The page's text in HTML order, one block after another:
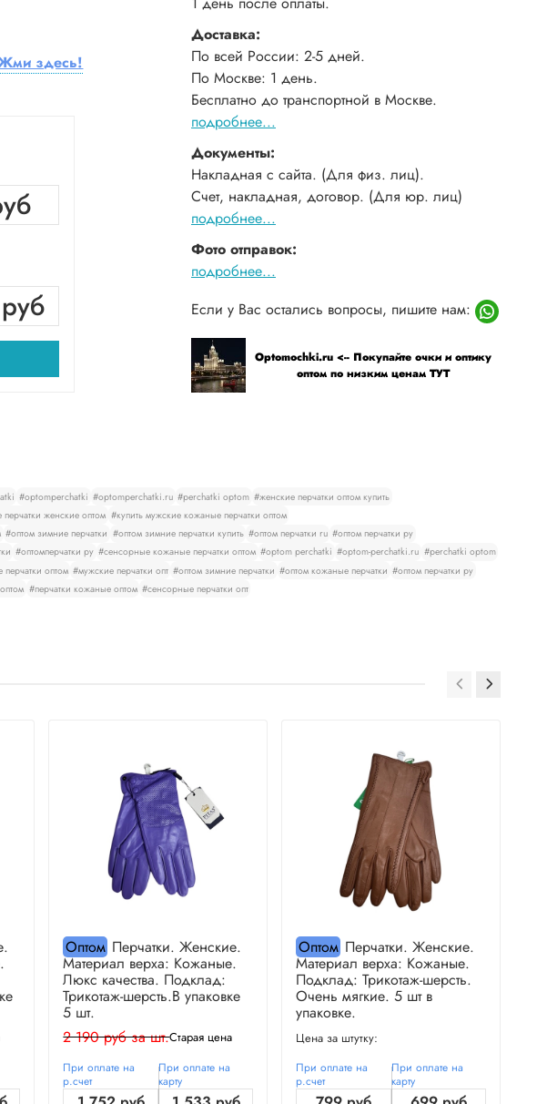
здесь!
Доставка:
По всей России: 2-5 дней.
По Москве: 1 день.
Бесплатно до транспортной в Москве.
подробнее...
Документы:
Накладная с сайта. (Для физ. лиц).
Счет, накладная, договор. (Для юр. лиц)
подробнее...
Фото отправок:
подробнее...
Если у Вас остались вопросы, пишите нам:
Optomochki.ru <-- Покупайте очки и оптику
оптом по низким ценам ТУТ
#optomperchatki #optomperchatki.ru #perchatki optom #женские перчатки оптом купить
женские оптом #купить мужские кожаные перчатки оптом
#оптом зимние перчатки #оптом зимние перчатки купить #оптом перчатки ru #оптом перчатки ру
#оптомперчатки ру #сенсорные кожаные перчатки оптом #optom perchatki #optom-perchatki.ru #perchatki optom
перчатки оптом #мужские перчатки опт #оптом зимние перчатки #оптом кожаные перчатки #оптом перчатки ру
#перчатки кожаные оптом #сенсорные перчатки опт
Оптом Перчатки. Женские.
Материал верха: Кожаные.
Люкс качества. Подклад:
Трикотаж-шерсть.В упаковке
5 шт.
2 190 руб за шт.Старая цена
При оплате на
р.счет
При оплате на
карту
ОптомПерчатки. Женские.
Материал верха: Кожаные.
Подклад: Трикотаж-шерсть.
Очень мягкие. 5 шт в
упаковке.
Цена за штутку:
При оплате на
р.счет
При оплате на
карту